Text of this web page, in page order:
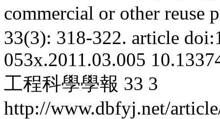
commercial or other reuse
33(3): 318-322. article
053x.2011.03.005
工程科學學報 33 3
http://www.dbfyj.net/